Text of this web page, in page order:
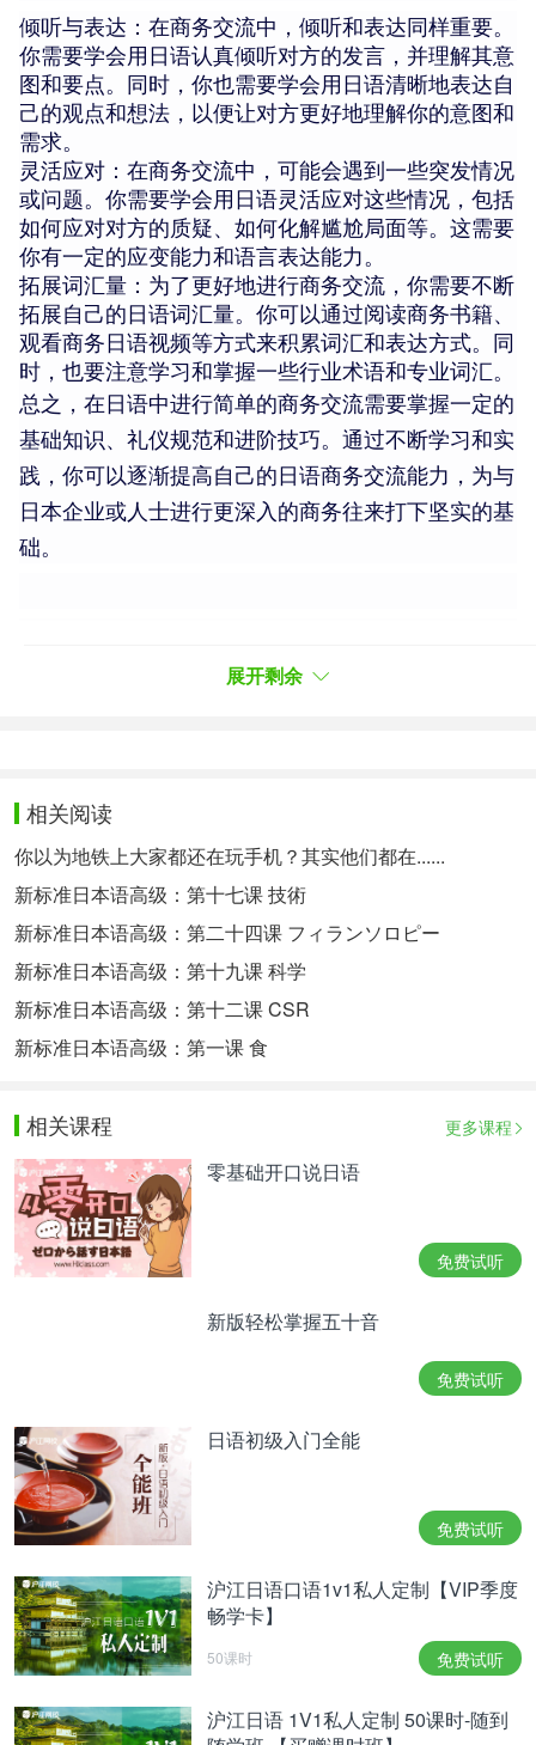
倾听与表达：在商务交流中，倾听和表达同样重要。
你需要学会用日语认真倾听对方的发言，并理解其意
图和要点。同时，你也需要学会用日语清晰地表达自
己的观点和想法，以便让对方更好地理解你的意图和
需求。
灵活应对：在商务交流中，可能会遇到一些突发情况
或问题。你需要学会用日语灵活应对这些情况，包括
如何应对对方的质疑、如何化解尴尬局面等。这需要
你有一定的应变能力和语言表达能力。
拓展词汇量：为了更好地进行商务交流，你需要不断
拓展自己的日语词汇量。你可以通过阅读商务书籍、
观看商务日语视频等方式来积累词汇和表达方式。同
时，也要注意学习和掌握一些行业术语和专业词汇。
总之，在日语中进行简单的商务交流需要掌握一定的
基础知识、礼仪规范和进阶技巧。通过不断学习和实
践，你可以逐渐提高自己的日语商务交流能力，为与
日本企业或人士进行更深入的商务往来打下坚实的基
础。
沪江网校精品课程，量身定制高效实用的个性化学习
展开剩余
相关阅读
你以为地铁上大家都还在玩手机？其实他们都在......
新标准日本语高级：第十七课 技術
新标准日本语高级：第二十四课 フィランソロピー
新标准日本语高级：第十九课 科学
新标准日本语高级：第十二课 CSR
新标准日本语高级：第一课 食
相关课程 更多课程
零基础开口说日语
免费试听
新版轻松掌握五十音
免费试听
日语初级入门全能
免费试听
沪江日语口语1v1私人定制【VIP季度
畅学卡】
50课时 免费试听
沪江日语 1V1私人定制 50课时-随到